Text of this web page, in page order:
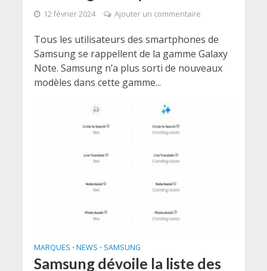
12 février 2024 Ajouter un commentaire
Tous les utilisateurs des smartphones de
Samsung se rappellent de la gamme Galaxy
Note. Samsung n’a plus sorti de nouveaux
modèles dans cette gamme...
MARQUES • NEWS • SAMSUNG
Samsung dévoile la liste des